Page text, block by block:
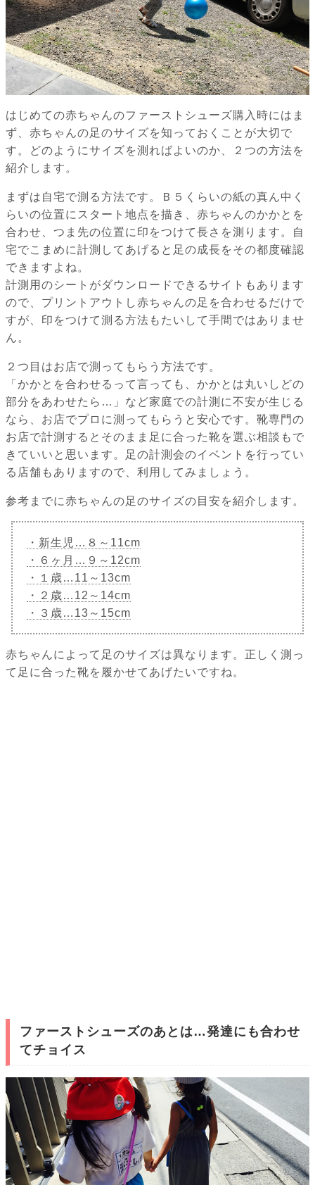
はじめての赤ちゃんのファーストシューズ購入時にはま
ず、赤ちゃんの足のサイズを知っておくことが大切で
す。どのようにサイズを測ればよいのか、２つの方法を
紹介します。
まずは自宅で測る方法です。Ｂ５くらいの紙の真ん中く
らいの位置にスタート地点を描き、赤ちゃんのかかとを
合わせ、つま先の位置に印をつけて長さを測ります。自
宅でこまめに計測してあげると足の成長をその都度確認
できますよね。
計測用のシートがダウンロードできるサイトもあります
ので、プリントアウトし赤ちゃんの足を合わせるだけで
すが、印をつけて測る方法もたいして手間ではありませ
ん。
２つ目はお店で測ってもらう方法です。
「かかとを合わせるって言っても、かかとは丸いしどの
部分をあわせたら…」など家庭での計測に不安が生じる
なら、お店でプロに測ってもらうと安心です。靴専門の
お店で計測するとそのまま足に合った靴を選ぶ相談もで
きていいと思います。足の計測会のイベントを行ってい
る店舗もありますので、利用してみましょう。
参考までに赤ちゃんの足のサイズの目安を紹介します。
・新生児…８～11cm
・６ヶ月…９～12cm
・１歳…11～13cm
・２歳…12～14cm
・３歳…13～15cm
赤ちゃんによって足のサイズは異なります。正しく測っ
て足に合った靴を履かせてあげたいですね。
ファーストシューズのあとは…発達にも合わせ
てチョイス